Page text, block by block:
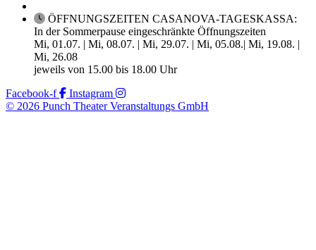
ÖFFNUNGSZEITEN CASANOVA-TAGESKASSA:
In der Sommerpause eingeschränkte Öffnungszeiten
Mi, 01.07. | Mi, 08.07. | Mi, 29.07. | Mi, 05.08.| Mi, 19.08. |
Mi, 26.08
jeweils von 15.00 bis 18.00 Uhr
Facebook-f
Instagram
© 2026 Punch Theater Veranstaltungs GmbH